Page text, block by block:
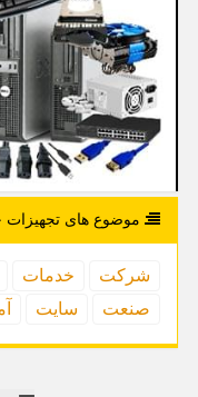
موضوع های تجهیزات
شركت خدمات
صنعت
سایت